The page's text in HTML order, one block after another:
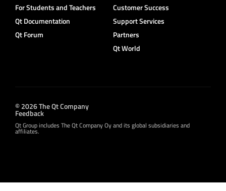
For Students and Teachers
Qt Documentation
Qt Forum
Customer Success
Support Services
Partners
Qt World
© 2026 The Qt Company
Feedback
Qt Group includes The Qt Company Oy and its global subsidiaries and
affiliates.